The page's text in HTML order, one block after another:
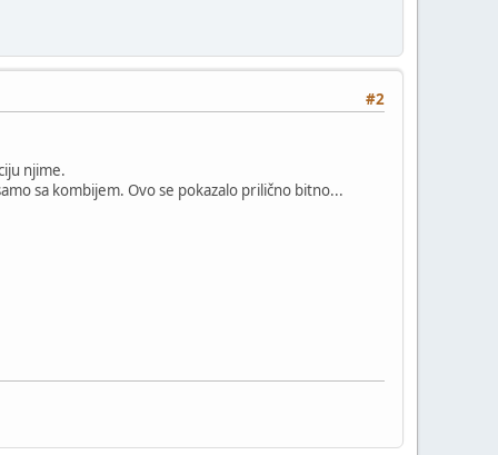
#2
njime.
sa kombijem. Ovo se pokazalo prilično bitno...